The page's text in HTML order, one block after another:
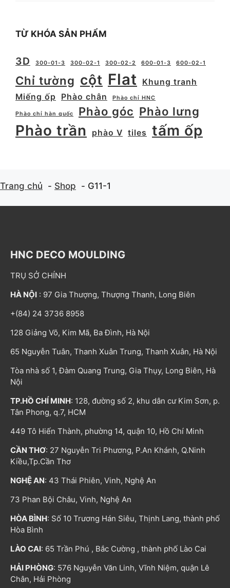
TỪ KHÓA SẢN PHẨM
3D 300-01-3 300-02-1 300-02-2 600-01-3 600-02-1
Chỉ tường cột Flat
Khung tranh
Miếng ốp
Phào chân Phào chỉ HNC
Phào chỉ hàn quốc Phào góc Phào lưng
Phào trần phào V tiles tấm ốp
Trang chủ Shop G11-1
HNC DECO MOULDING
TRỤ SỞ CHÍNH
HÀ NỘI : 97 Gia Thượng, Thượng Thanh, Long Biên
+(84) 24 3736 8958
128 Giảng Võ, Kim Mã, Ba Đình, Hà Nội
65 Nguyễn Tuân, Thanh Xuân Trung, Thanh Xuân, Hà Nội
Tòa nhà số 1, Đàm Quang Trung, Gia Thụy, Long Biên, Hà
Nội
TP.HỒ CHÍ MINH: 128, đường số 2, khu dân cư Kim Sơn, p.
Tân Phong, q.7, HCM
449 Tô Hiến Thành, phường 14, quận 10, Hồ Chí Minh
CẦN THƠ: 27 Nguyễn Tri Phương, P.An Khánh, Q.Ninh
Kiều,Tp.Cần Thơ
NGHỆ AN: 43 Thái Phiên, Vinh, Nghệ An
73 Phan Bội Châu, Vinh, Nghệ An
HÒA BÌNH: Số 10 Trương Hán Siêu, Thịnh Lang, thành phố
Hòa Bình
LÀO CAI: 65 Trần Phú , Bắc Cường , thành phố Lào Cai
HẢI PHÒNG: 576 Nguyễn Văn Linh, Vĩnh Niệm, quận Lê
Chân, Hải Phòng